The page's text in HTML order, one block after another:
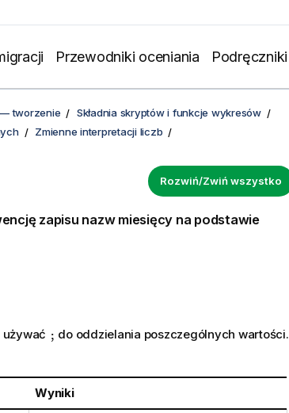
Przewodniki oceniania Podręczniki
— tworzenie
Składnia skryptów i funkcje wykresów
Zmienne interpretacji liczb
Rozwiń/Zwiń wszystko
zapisu nazw miesięcy na podstawie
; do oddzielania poszczególnych wartości.
Wyniki